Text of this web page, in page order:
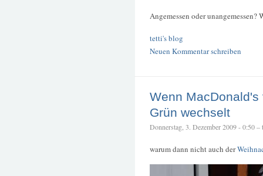
Angemessen oder unangemessen?
tetti's blog
Neuen Kommentar schreiben
Wenn MacDonald's
Grün wechselt
Donnerstag, 3. Dezember 2009 - 0:50 –
warum dann nicht auch der